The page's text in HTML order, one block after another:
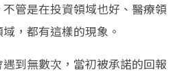
管是在投資領域也好、醫療領
，都有這樣的現象。
到無數次，當初被承諾的回報